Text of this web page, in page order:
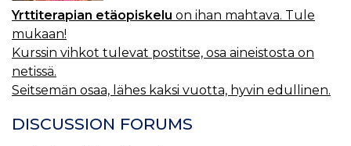
Yrttiterapian etäopiskelu on ihan mahtava. Tule
mukaan!
Kurssin vihkot tulevat postitse, osa aineistosta on
netissä.
Seitsemän osaa, lähes kaksi vuotta, hyvin edullinen.
DISCUSSION FORUMS